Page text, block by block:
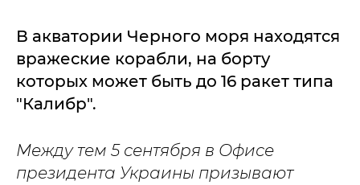
В акватории Черного моря находятся
вражеские корабли, на борту
которых может быть до 16 ракет типа
"Калибр".
Между тем 5 сентября в Офисе
президента Украины призывают